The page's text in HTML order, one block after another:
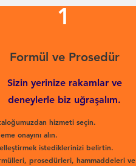
1
Formül ve Prosedür
Sizin yerinize rakamlar ve
deneylerle biz uğraşalım.
hizmeti seçin.
onayını alın.
istediklerinizi belirtin.
prosedürleri, hammaddeleri ve